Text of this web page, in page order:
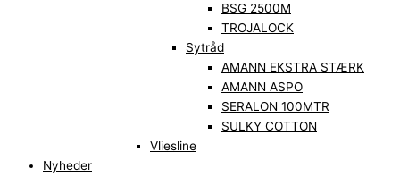
BSG 2500M
TROJALOCK
Sytråd
AMANN EKSTRA STÆRK
AMANN ASPO
SERALON 100MTR
SULKY COTTON
Vliesline
Nyheder